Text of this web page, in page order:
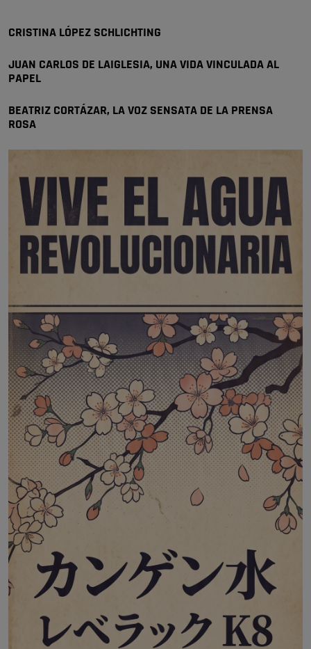
🔴 EXCLUSIVA | El comisario de la …
CRISTINA LÓPEZ SCHLICHTING
JUAN CARLOS DE LAIGLESIA, UNA VIDA VINCULADA AL
PAPEL
BEATRIZ CORTÁZAR, LA VOZ SENSATA DE LA PRENSA
ROSA